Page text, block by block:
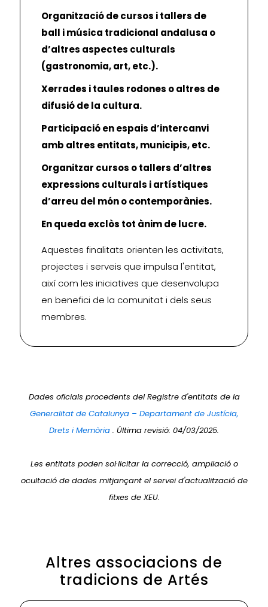
Organització de cursos i tallers de
ball i música tradicional andalusa o
d’altres aspectes culturals
(gastronomia, art, etc.).
Xerrades i taules rodones o altres de
difusió de la cultura.
Participació en espais d’intercanvi
amb altres entitats, municipis, etc.
Organitzar cursos o tallers d’altres
expressions culturals i artístiques
d’arreu del món o contemporànies.
En queda exclòs tot ànim de lucre.
Aquestes finalitats orienten les activitats,
projectes i serveis que impulsa l'entitat,
així com les iniciatives que desenvolupa
en benefici de la comunitat i dels seus
membres.
Dades oficials procedents del Registre d'entitats de la
Generalitat de Catalunya – Departament de Justícia,
Drets i Memòria . Última revisió: 04/03/2025.
Les entitats poden sol·licitar la correcció, ampliació o
ocultació de dades mitjançant el servei d'actualització de
fitxes de XEU.
Altres associacions de
tradicions de Artés